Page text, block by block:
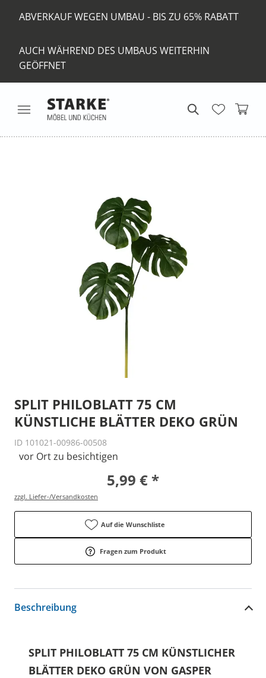
ABVERKAUF WEGEN UMBAU - BIS ZU 65% RABATT
AUCH WÄHREND DES UMBAUS WEITERHIN
GEÖFFNET
SPLIT PHILOBLATT 75 CM
KÜNSTLICHE BLÄTTER DEKO GRÜN
ID 101021-00986-00508
vor Ort zu besichtigen
5,99 € *
zzgl. Liefer-/Versandkosten
Auf die Wunschliste
Fragen zum Produkt
Beschreibung
SPLIT PHILOBLATT 75 CM KÜNSTLICHER
BLÄTTER DEKO GRÜN VON GASPER